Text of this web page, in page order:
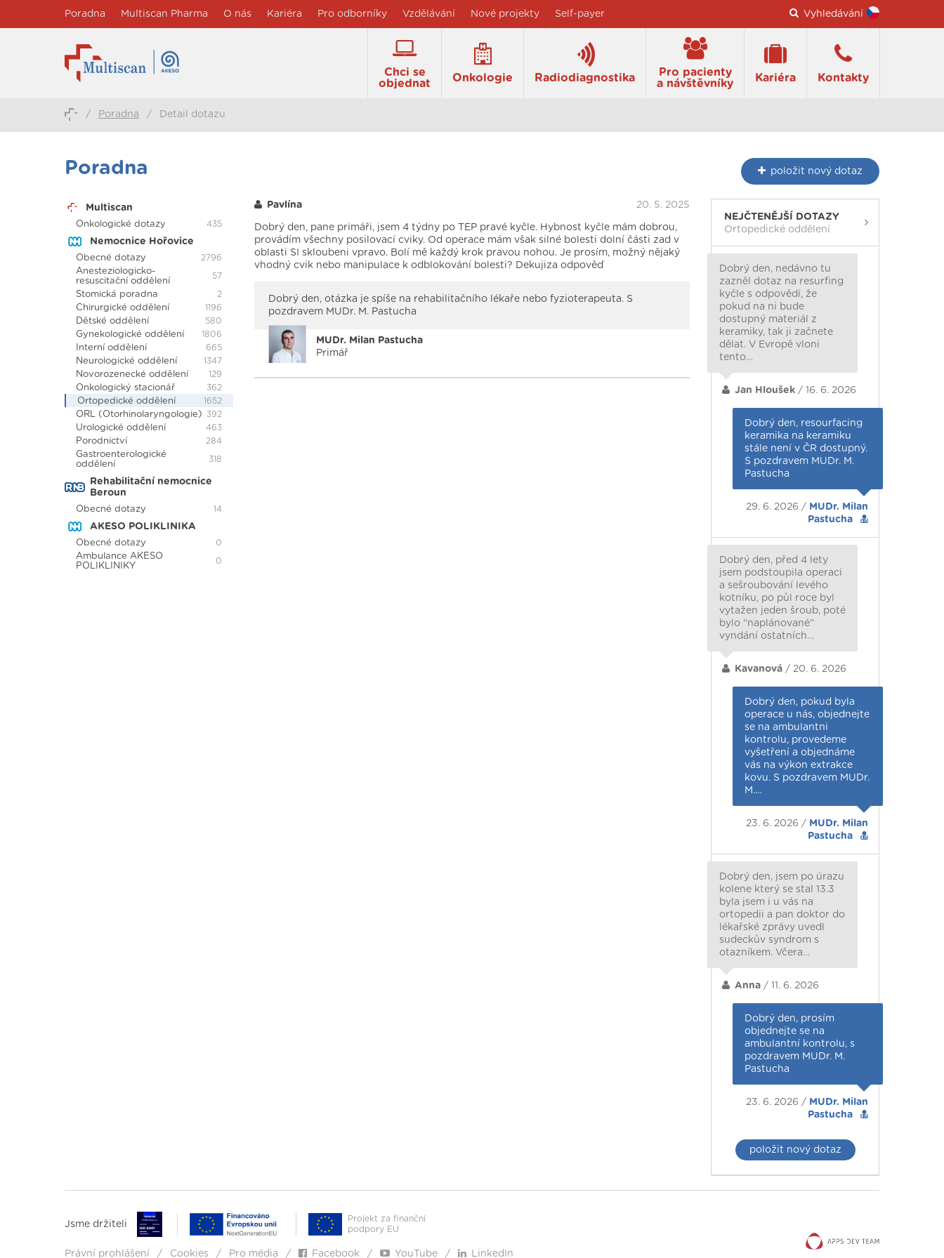
Poradna Multiscan Pharma O nás Kariéra Pro odborníky Vzdělávání Nové projekty Self-payer Vyhledávání
Chci se
objednat
Onkologie Radiodiagnostika
Pro pacienty
a návštěvníky
Kariéra Kontakty
/ Poradna / Detail dotazu
Poradna položit nový dotaz
Multiscan
Onkologické dotazy 435
Nemocnice Hořovice
Obecné dotazy 2796
Anesteziologicko-
resuscitační oddělení
57
Stomická poradna 2
Chirurgické oddělení 1196
Dětské oddělení 580
Gynekologické oddělení 1806
Interní oddělení 665
Neurologické oddělení 1347
Novorozenecké oddělení 129
Onkologický stacionář 362
Ortopedické oddělení 1652
ORL (Otorhinolaryngologie) 392
Urologické oddělení 463
Porodnictví 284
Gastroenterologické
oddělení
318
Rehabilitační nemocnice
Beroun
Obecné dotazy 14
AKESO POLIKLINIKA
Obecné dotazy 0
Ambulance AKESO
POLIKLINIKY
0
Pavlína 20. 5. 2025
Dobrý den, pane primáři, jsem 4 týdny po TEP pravé kyčle. Hybnost kyčle mám dobrou,
provádím všechny posilovací cviky. Od operace mám však silné bolesti dolní části zad v
oblasti SI skloubeni vpravo. Bolí mě každý krok pravou nohou. Je prosím, možný nějaký
vhodný cvik nebo manipulace k odblokování bolesti? Dekujiza odpověď
Dobrý den, otázka je spíše na rehabilitačního lékaře nebo fyzioterapeuta. S
pozdravem MUDr. M. Pastucha
MUDr. Milan Pastucha
Primář
NEJČTENĚJŠÍ DOTAZY
Ortopedické oddělení
Dobrý den, nedávno tu
zazněl dotaz na resurfing
kyčle s odpovědí, že
pokud na ni bude
dostupný materiál z
keramiky, tak ji začnete
dělat. V Evropě vloni
tento…
Jan Hloušek / 16. 6. 2026
Dobrý den, resourfacing
keramika na keramiku
stále není v ČR dostupný.
S pozdravem MUDr. M.
Pastucha
29. 6. 2026 / MUDr. Milan
Pastucha
Dobrý den, před 4 lety
jsem podstoupila operaci
a sešroubování levého
kotníku, po půl roce byl
vytažen jeden šroub, poté
bylo “naplánované”
vyndání ostatních…
Kavanová / 20. 6. 2026
Dobrý den, pokud byla
operace u nás, objednejte
se na ambulantni
kontrolu, provedeme
vyšetření a objednáme
vás na výkon extrakce
kovu. S pozdravem MUDr.
M.…
23. 6. 2026 / MUDr. Milan
Pastucha
Dobrý den, jsem po úrazu
kolene který se stal 13.3
byla jsem i u vás na
ortopedii a pan doktor do
lékařské zprávy uvedl
sudeckův syndrom s
otazníkem. Včera…
Anna / 11. 6. 2026
Dobrý den, prosím
objednejte se na
ambulantní kontrolu, s
pozdravem MUDr. M.
Pastucha
23. 6. 2026 / MUDr. Milan
Pastucha
položit nový dotaz
Jsme držiteli
Projekt za finanční
podpory EU
Právní prohlášení Cookies Pro média Facebook YouTube LinkedIn